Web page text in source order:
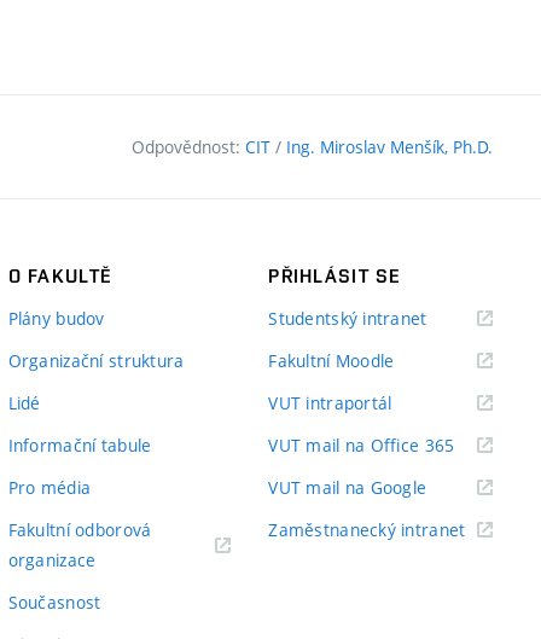
Odpovědnost: CIT / Ing. Miroslav Menšík, Ph.D.
O FAKULTĚ
Plány budov
Organizační struktura
Lidé
Informační tabule
Pro média
Fakultní odborová
organizace
Současnost
PŘIHLÁSIT SE
Studentský intranet(externí
Fakultní Moodle
VUT intraportál(externí
VUT mail na Office 365 (externí
odkaz)
VUT mail na Google (externí
Zaměstnanecký intranet(externí